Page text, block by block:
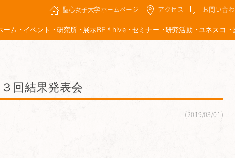
聖心女子大学ホームページ アクセス お問い合
ーム イベント 研究所 展示BE＊hive セミナー 研究活動 ユネスコ
回結果発表会
2019/03/01